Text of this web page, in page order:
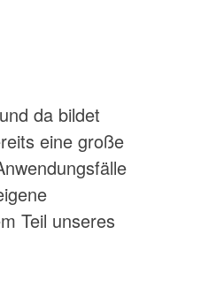
da bildet
eine große
Teil unseres